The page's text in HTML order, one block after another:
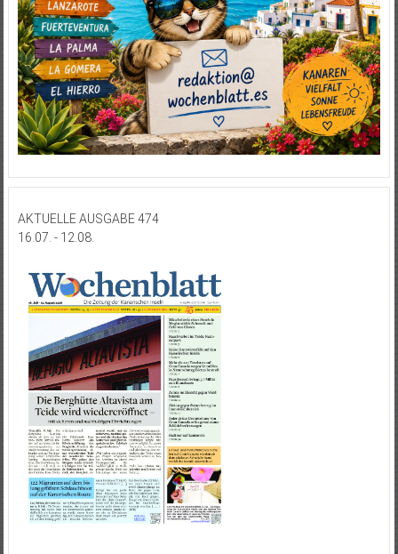
AKTUELLE AUSGABE 474
16.07. - 12.08.